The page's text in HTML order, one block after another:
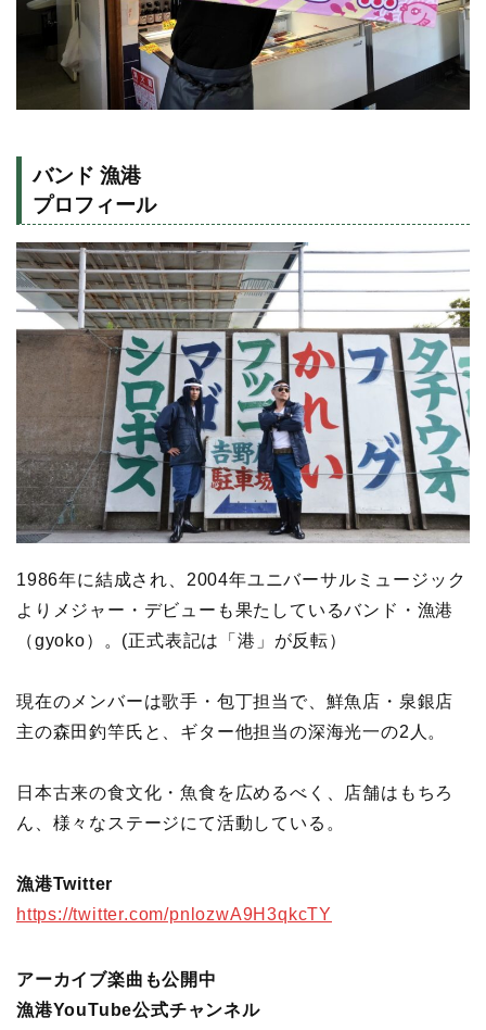
バンド 漁港
プロフィール
1986年に結成され、2004年ユニバーサルミュージック
よりメジャー・デビューも果たしているバンド・漁港
（gyoko）。(正式表記は「港」が反転）
現在のメンバーは歌手・包丁担当で、鮮魚店・泉銀店
主の森田釣竿氏と、ギター他担当の深海光一の2人。
日本古来の食文化・魚食を広めるべく、店舗はもちろ
ん、様々なステージにて活動している。
漁港Twitter
https://twitter.com/pnlozwA9H3qkcTY
アーカイブ楽曲も公開中
漁港YouTube公式チャンネル